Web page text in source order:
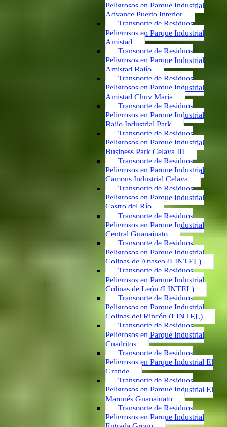
Peligrosos en Parque Industrial
Advance Puerto Interior
Transporte de Residuos
Peligrosos en Parque Industrial
Amistad
Transporte de Residuos
Peligrosos en Parque Industrial
Amistad Bajío
Transporte de Residuos
Peligrosos en Parque Industrial
Amistad Chuy María
Transporte de Residuos
Peligrosos en Parque Industrial
Bajío Industrial Park
Transporte de Residuos
Peligrosos en Parque Industrial
Business Park Celaya III
Transporte de Residuos
Peligrosos en Parque Industrial
Campus Industrial Celaya
Transporte de Residuos
Peligrosos en Parque Industrial
Castro del Río
Transporte de Residuos
Peligrosos en Parque Industrial
Central Guanajuato
Transporte de Residuos
Peligrosos en Parque Industrial
Colinas de Apaseo (LINTEL)
Transporte de Residuos
Peligrosos en Parque Industrial
Colinas de León (LINTEL)
Transporte de Residuos
Peligrosos en Parque Industrial
Colinas del Rincón (LINTEL)
Transporte de Residuos
Peligrosos en Parque Industrial
Cuadritos
Transporte de Residuos
Peligrosos en Parque Industrial El
Grande
Transporte de Residuos
Peligrosos en Parque Industrial El
Marqués Guanajuato
Transporte de Residuos
Peligrosos en Parque Industrial